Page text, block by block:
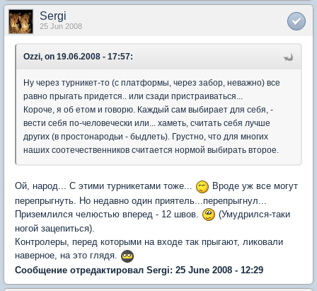
Sergi
25 Jun 2008
Ozzi, on 19.06.2008 - 17:57:
Ну через турникет-то (с платформы, через забор, неважно) все
равно прыгать придется.. или сзади пристраиваться...
Короче, я об етом и говорю. Каждый сам выбирает для себя, -
вести себя по-человечески или... хаметь, считать себя лучше
других (в простонародьи - быдлеть). Грустно, что для многих
наших соотечественников считается нормой выбирать второе.
Ой, народ... С этими турникетами тоже...
Вроде уж все могут
перепрыгнуть. Но недавно один приятель...перепрыгнул...
Приземлился челюстью вперед - 12 швов.
(Умудрился-таки
ногой зацепиться).
Контролеры, перед которыми на входе так прыгают, ликовали
наверное, на это глядя.
Сообщение отредактировал Sergi: 25 June 2008 - 12:29